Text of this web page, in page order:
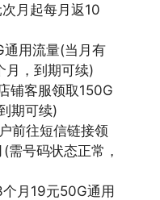
月起每月返10
用流量(当月有
月，到期可续)
铺客服领取150G
期可续)
前往短信链接领
需号码状态正常，
月19元50G通用